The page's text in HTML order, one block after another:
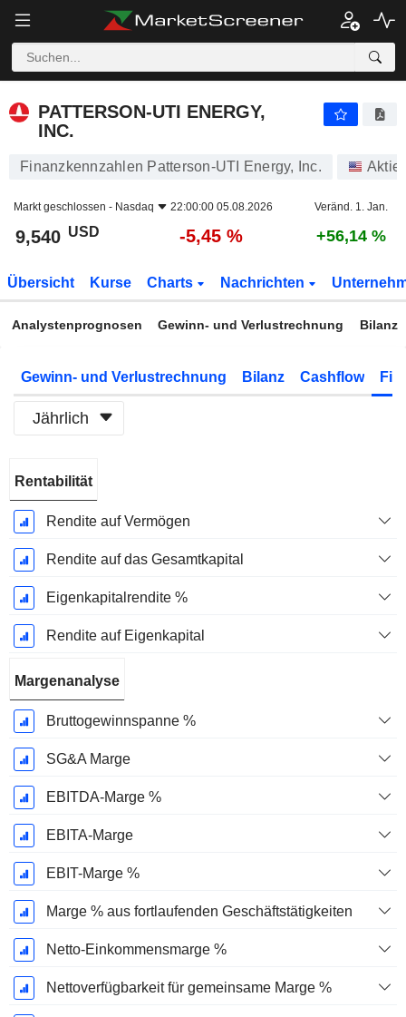
PATTERSON-UTI ENERGY,
INC.
Finanzkennzahlen Patterson-UTI Energy, Inc.
Markt geschlossen - Nasdaq 22:00:00 05.08.2026 Veränd. 1. Jan.
9,540 USD -5,45 % +56,14 %
Übersicht Kurse Charts Nachrichten
Analystenprognosen Gewinn- und Verlustrechnung Bilanz
Gewinn- und Verlustrechnung Bilanz Cashflow
Jährlich
Geschäftsjahres:
Dezember
Rentabilität
Rendite auf Vermögen
Rendite auf das Gesamtkapital
Eigenkapitalrendite %
Rendite auf Eigenkapital
Margenanalyse
Bruttogewinnspanne %
SG&A Marge
EBITDA-Marge %
EBITA-Marge
EBIT-Marge %
Marge % aus fortlaufenden Geschäftstätigkeiten
Netto-Einkommensmarge %
Nettoverfügbarkeit für gemeinsame Marge %